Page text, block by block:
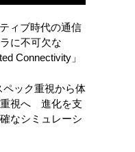
ィブ時代の通信
に不可欠な
Connectivity」
ペック重視から体
視へ 進化を支
なシミュレーシ